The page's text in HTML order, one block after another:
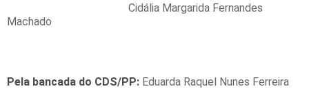
Cidália Margarida Fernandes
Machado
Pela bancada do CDS/PP: Eduarda Raquel Nunes Ferreira